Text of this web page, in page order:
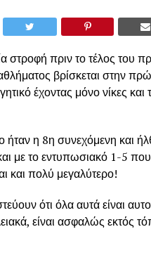
στροφή πριν το τέλος του
βρίσκεται στην
έχοντας μόνο νίκες και
ήταν η 8η συνεχόμενη και
με το εντυπωσιακό 1-5
και πολύ μεγαλύτερο!
ότι όλα αυτά είναι
είναι ασφαλώς εκτός